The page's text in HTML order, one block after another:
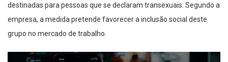
destinadas para pessoas que se declaram transexuais. Segundo a
empresa, a medida pretende favorecer a inclusão social deste
grupo no mercado de trabalho.